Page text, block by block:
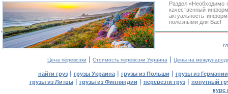
Раздел «Необходимо
качественный
актуальность
полезными для Вас!
Цена перевозки | Стоимость перевозки Украина | Цены на
найти груз| грузы Украина| грузы из Польши | грузы из Германии
грузы из Литвы| грузы из Финляндии | перевезти груз| попутный
курс